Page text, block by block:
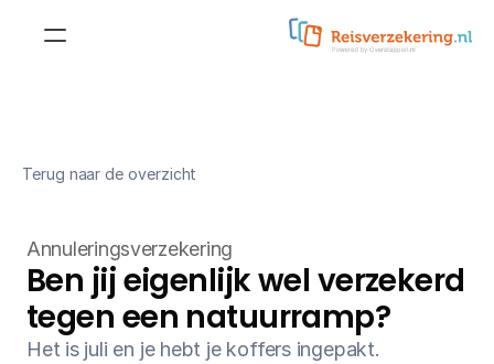
Terug naar de overzicht
Annuleringsverzekering
Ben jij eigenlijk wel verzekerd
tegen een natuurramp?
Het is juli en je hebt je koffers ingepakt.
Reisverzekering voor
jongeren
studenten
Doorlopende
annuleringsverzekering
Reisverzekering voor
ouderen
Kortlopende
annuleringsverzekering